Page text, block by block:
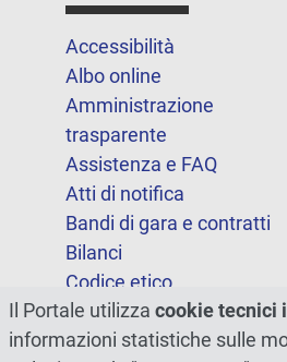
Accessibilità
Albo online
Amministrazione
trasparente
Assistenza e FAQ
Atti di notifica
Bandi di gara e contratti
Bilanci
Codice etico
FOIA
Note legali
Il Portale utilizza cookie tecnici
informazioni statistiche sulle